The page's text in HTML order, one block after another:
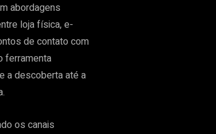
abordagens
loja física, e-
de contato com
ferramenta
a descoberta até a
os canais